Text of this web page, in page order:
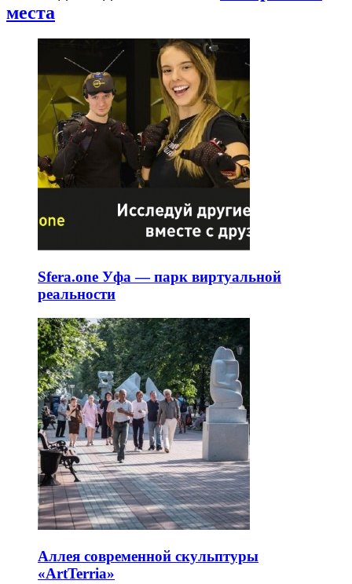
места
Sfera.one Уфа — парк виртуальной
реальности
Аллея современной скульптуры
«ArtTerria»